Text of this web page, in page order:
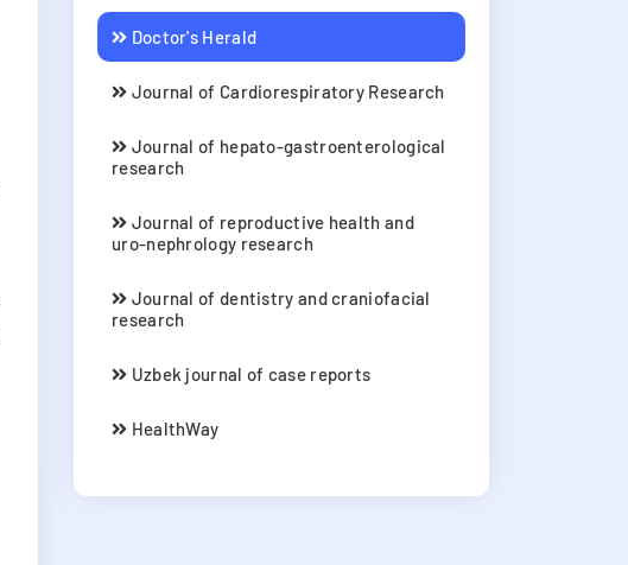
Doctor's Herald
Journal of Cardiorespiratory Research
Journal of hepato-gastroenterological
research
Journal of reproductive health and
uro-nephrology research
Journal of dentistry and craniofacial
research
Uzbek journal of case reports
HealthWay